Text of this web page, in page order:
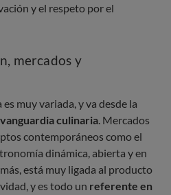
y el respeto por el
mercados y
muy variada, y va desde la
vanguardia culinaria. Mercados
contemporáneos como el
dinámica, abierta y en
está muy ligada al producto
y es todo un referente en